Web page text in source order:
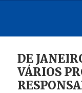
DE
VÁRIOS